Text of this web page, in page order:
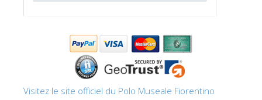
Visitez le site officiel du Polo Museale Fiorentino